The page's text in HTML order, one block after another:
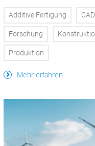
Additive Fertigung CAD
Forschung
Produktion
Mehr erfahren